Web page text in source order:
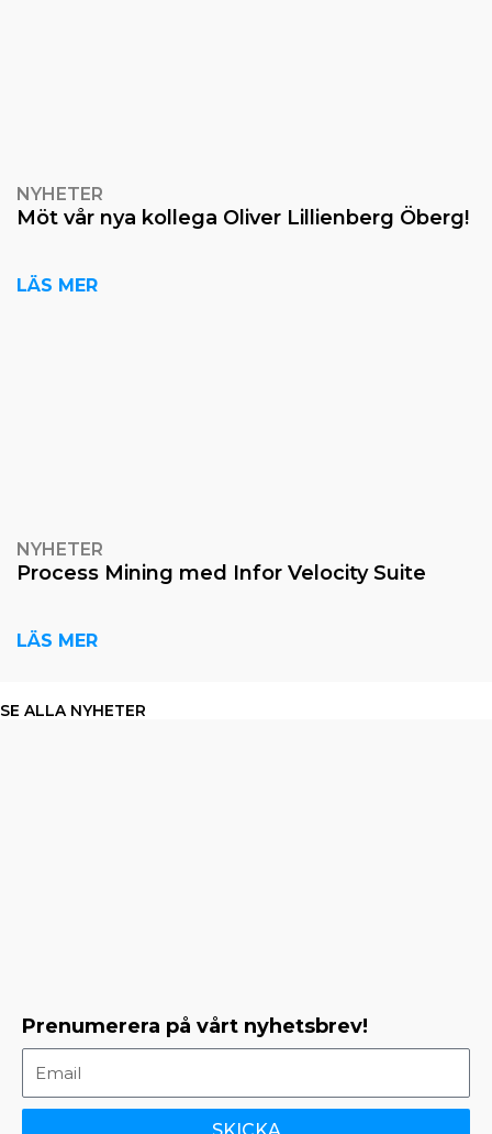
NYHETER
Möt vår nya kollega Oliver Lillienberg Öberg!
LÄS MER
NYHETER
Process Mining med Infor Velocity Suite
LÄS MER
SE ALLA NYHETER
Prenumerera på vårt nyhetsbrev!